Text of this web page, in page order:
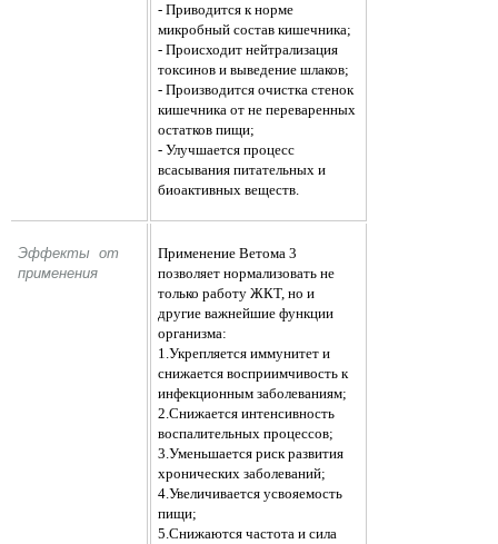
- Приводится к норме
микробный состав кишечника;
- Происходит нейтрализация
токсинов и выведение шлаков;
- Производится очистка стенок
кишечника от не переваренных
остатков пищи;
- Улучшается процесс
всасывания питательных и
биоактивных веществ.
Эффекты  от
применения
Применение Ветома 3
позволяет нормализовать не
только работу ЖКТ, но и
другие важнейшие функции
организма:
1.Укрепляется иммунитет и
снижается восприимчивость к
инфекционным заболеваниям;
2.Снижается интенсивность
воспалительных процессов;
3.Уменьшается риск развития
хронических заболеваний;
4.Увеличивается усвояемость
пищи;
5.Снижаются частота и сила